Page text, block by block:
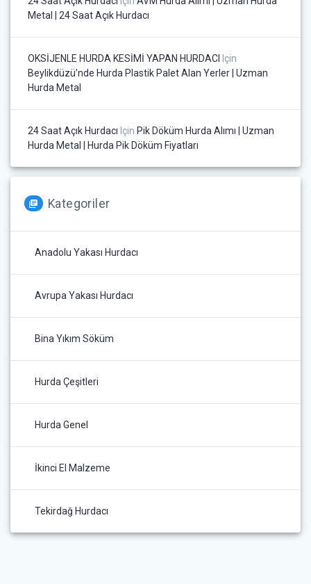
Metal | 24 Saat Açık Hurdacı
OKSİJENLE HURDA KESİMİ YAPAN HURDACI Için
Beylikdüzü’nde Hurda Plastik Palet Alan Yerler | Uzman
Hurda Metal
24 Saat Açık Hurdacı Için Pik Döküm Hurda Alımı | Uzman
Hurda Metal | Hurda Pik Döküm Fiyatları
Kategoriler
Anadolu Yakası Hurdacı
Avrupa Yakası Hurdacı
Bina Yıkım Söküm
Hurda Çeşitleri
Hurda Genel
İkinci El Malzeme
Tekirdağ Hurdacı